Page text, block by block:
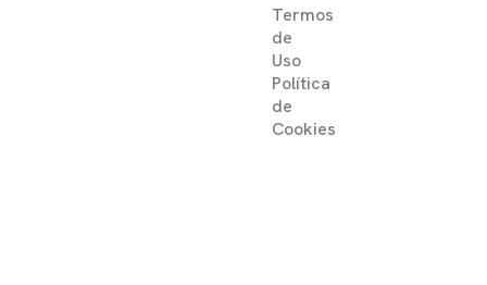
Termos
de
Uso
Política
de
Cookies